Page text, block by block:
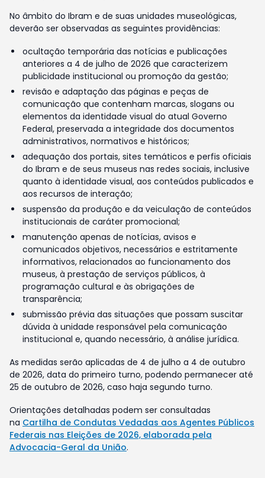
No âmbito do Ibram e de suas unidades museológicas,
deverão ser observadas as seguintes providências:
ocultação temporária das notícias e publicações
anteriores a 4 de julho de 2026 que caracterizem
publicidade institucional ou promoção da gestão;
revisão e adaptação das páginas e peças de
comunicação que contenham marcas, slogans ou
elementos da identidade visual do atual Governo
Federal, preservada a integridade dos documentos
administrativos, normativos e históricos;
adequação dos portais, sites temáticos e perfis oficiais
do Ibram e de seus museus nas redes sociais, inclusive
quanto à identidade visual, aos conteúdos publicados e
aos recursos de interação;
suspensão da produção e da veiculação de conteúdos
institucionais de caráter promocional;
manutenção apenas de notícias, avisos e
comunicados objetivos, necessários e estritamente
informativos, relacionados ao funcionamento dos
museus, à prestação de serviços públicos, à
programação cultural e às obrigações de
transparência;
submissão prévia das situações que possam suscitar
dúvida à unidade responsável pela comunicação
institucional e, quando necessário, à análise jurídica.
As medidas serão aplicadas de 4 de julho a 4 de outubro
de 2026, data do primeiro turno, podendo permanecer até
25 de outubro de 2026, caso haja segundo turno.
Orientações detalhadas podem ser consultadas
na Cartilha de Condutas Vedadas aos Agentes Públicos
Federais nas Eleições de 2026, elaborada pela
Advocacia-Geral da União.